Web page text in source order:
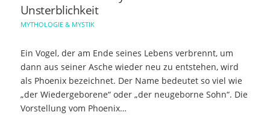
Unsterblichkeit
MYTHOLOGIE & MYSTIK
Ein Vogel, der am Ende seines Lebens verbrennt, um
dann aus seiner Asche wieder neu zu entstehen, wird
als Phoenix bezeichnet. Der Name bedeutet so viel wie
„der Wiedergeborene“ oder „der neugeborne Sohn“. Die
Vorstellung vom Phoenix…